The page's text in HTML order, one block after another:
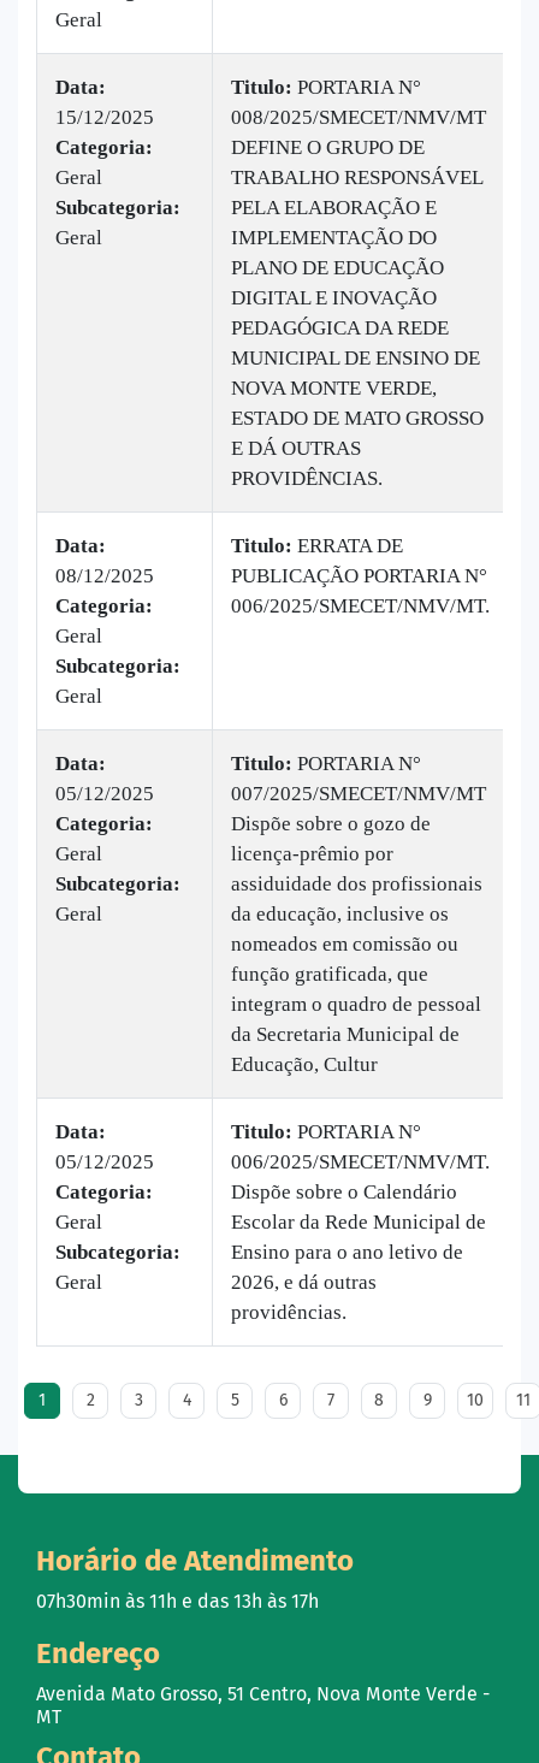
Geral
Data:
15/12/2025
Categoria:
Geral
Subcategoria:
Geral
Titulo: PORTARIA N°
008/2025/SMECET/NMV/MT
DEFINE O GRUPO DE
TRABALHO RESPONSÁVEL
PELA ELABORAÇÃO E
IMPLEMENTAÇÃO DO
PLANO DE EDUCAÇÃO
DIGITAL E INOVAÇÃO
PEDAGÓGICA DA REDE
MUNICIPAL DE ENSINO DE
NOVA MONTE VERDE,
ESTADO DE MATO GROSSO
E DÁ OUTRAS
PROVIDÊNCIAS.
Data:
08/12/2025
Categoria:
Geral
Subcategoria:
Geral
Titulo: ERRATA DE
PUBLICAÇÃO PORTARIA N°
006/2025/SMECET/NMV/MT.
Data:
05/12/2025
Categoria:
Geral
Subcategoria:
Geral
Titulo: PORTARIA N°
007/2025/SMECET/NMV/MT
Dispõe sobre o gozo de
licença-prêmio por
assiduidade dos profissionais
da educação, inclusive os
nomeados em comissão ou
função gratificada, que
integram o quadro de pessoal
da Secretaria Municipal de
Educação, Cultur
Data:
05/12/2025
Categoria:
Geral
Subcategoria:
Geral
Titulo: PORTARIA N°
006/2025/SMECET/NMV/MT.
Dispõe sobre o Calendário
Escolar da Rede Municipal de
Ensino para o ano letivo de
2026, e dá outras
providências.
1 2 3 4 5 6 7 8 9 10 11
Horário de Atendimento
07h30min às 11h e das 13h às 17h
Endereço
Avenida Mato Grosso, 51 Centro, Nova Monte Verde -
MT